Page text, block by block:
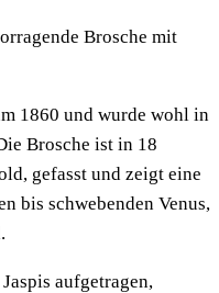
Brosche mit
1860 und wurde wohl in
Brosche ist in 18
gefasst und zeigt eine
bis schwebenden Venus,
aufgetragen,